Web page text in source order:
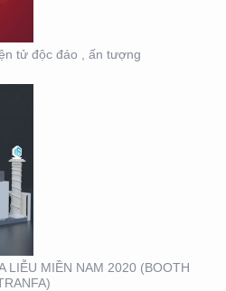
tử độc đáo , ấn tượng
LIỄU MIỀN NAM 2020 (BOOTH